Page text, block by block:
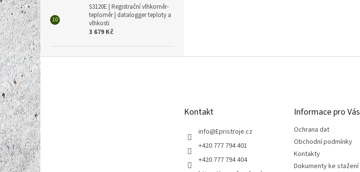
S3120E | Registrační vlhkoměr-
teploměr | datalogger teploty a
vlhkosti
3 679 Kč
Z
á
p
a
t
í Kontakt
info@Epristroje.cz
+420 777 794 401
+420 777 794 404
Informace pro Vás
Ochrana dat
Obchodní podmínky
Kontakty
Dokumenty ke stažení